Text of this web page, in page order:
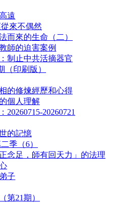
遠
來不偶然
而來的生命（二）
師的迫害案例
制止中共活摘器官
（印刷版）
的修煉經歷和心得
個人理解
20260721
的記憶
季（6）
念足，師有回天力」的法理
子
第21期）